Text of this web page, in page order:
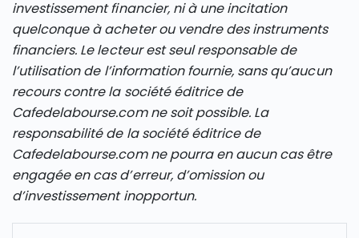
investissement financier, ni à une incitation
quelconque à acheter ou vendre des instruments
financiers. Le lecteur est seul responsable de
l’utilisation de l’information fournie, sans qu’aucun
recours contre la société éditrice de
Cafedelabourse.com ne soit possible. La
responsabilité de la société éditrice de
Cafedelabourse.com ne pourra en aucun cas être
engagée en cas d’erreur, d’omission ou
d’investissement inopportun.